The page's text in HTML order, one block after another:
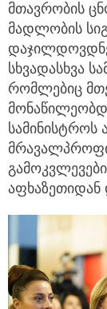
მთავრობის
მადლობის
სხვადასხვა
რომლებიც
აფხაზეთიდან